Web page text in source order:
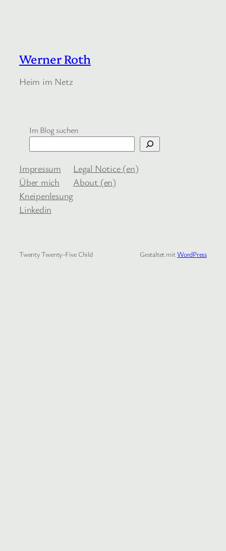
Werner Roth
Heim im Netz
Im Blog suchen
Impressum
Über mich
Kneipenlesung
Linkedin
Legal Notice (en)
About (en)
Twenty Twenty-Five Child Gestaltet mitWordPress